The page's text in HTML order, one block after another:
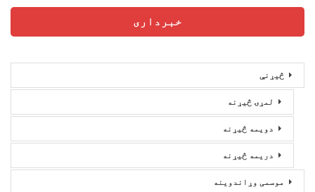
خبرداری
څیړنې
لمړۍ څیړنه
دویمه څیړنه
دریمه څیړنه
موسمی وړاندوینه